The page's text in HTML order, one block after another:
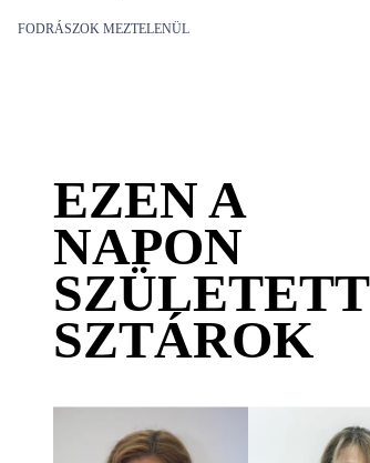
FODRÁSZOK MEZTELENÜL
EZEN A
NAPON
SZÜLETETT
SZTÁROK